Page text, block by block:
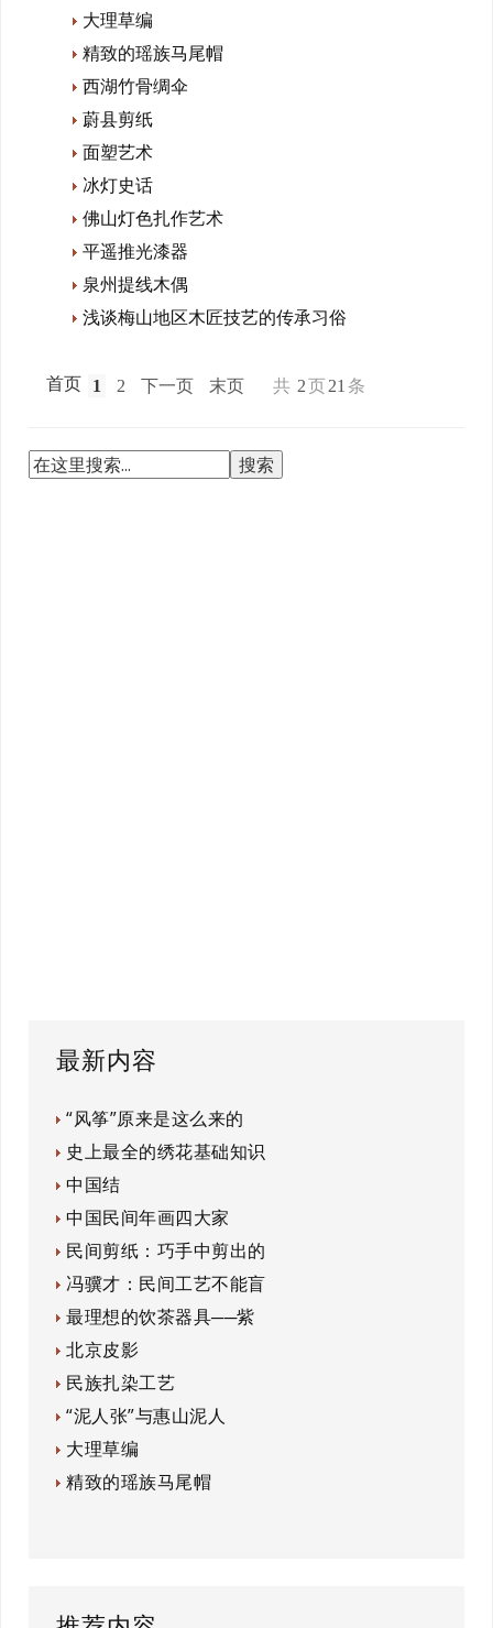
大理草编
精致的瑶族马尾帽
西湖竹骨绸伞
蔚县剪纸
面塑艺术
冰灯史话
佛山灯色扎作艺术
平遥推光漆器
泉州提线木偶
浅谈梅山地区木匠技艺的传承习俗
首页 1 2 下一页 末页 共 2页21 条
最新内容
“风筝”原来是这么来的
史上最全的绣花基础知识
中国结
中国民间年画四大家
民间剪纸：巧手中剪出的
冯骥才：民间工艺不能盲
最理想的饮茶器具──紫
北京皮影
民族扎染工艺
“泥人张”与惠山泥人
大理草编
精致的瑶族马尾帽